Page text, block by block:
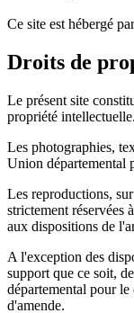
Ce site est hébergé
Droits de
Le présent site
propriété
Les photographies,
Union départemental
Les reproductions,
strictement réservées
aux dispositions de
A l'exception des
support que ce soit,
départemental pour
d'amende.